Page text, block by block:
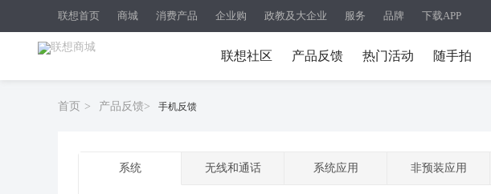
联想首页 商城 消费产品 企业购 政教及大企业 服务 品牌 下载APP
联想社区 产品反馈 热门活动 随手拍
首页 > 产品反馈> 手机反馈
系统 无线和通话 系统应用 非预装应用